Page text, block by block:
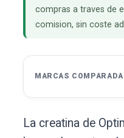
compras a traves de
comision, sin coste
MARCAS
La creatina de